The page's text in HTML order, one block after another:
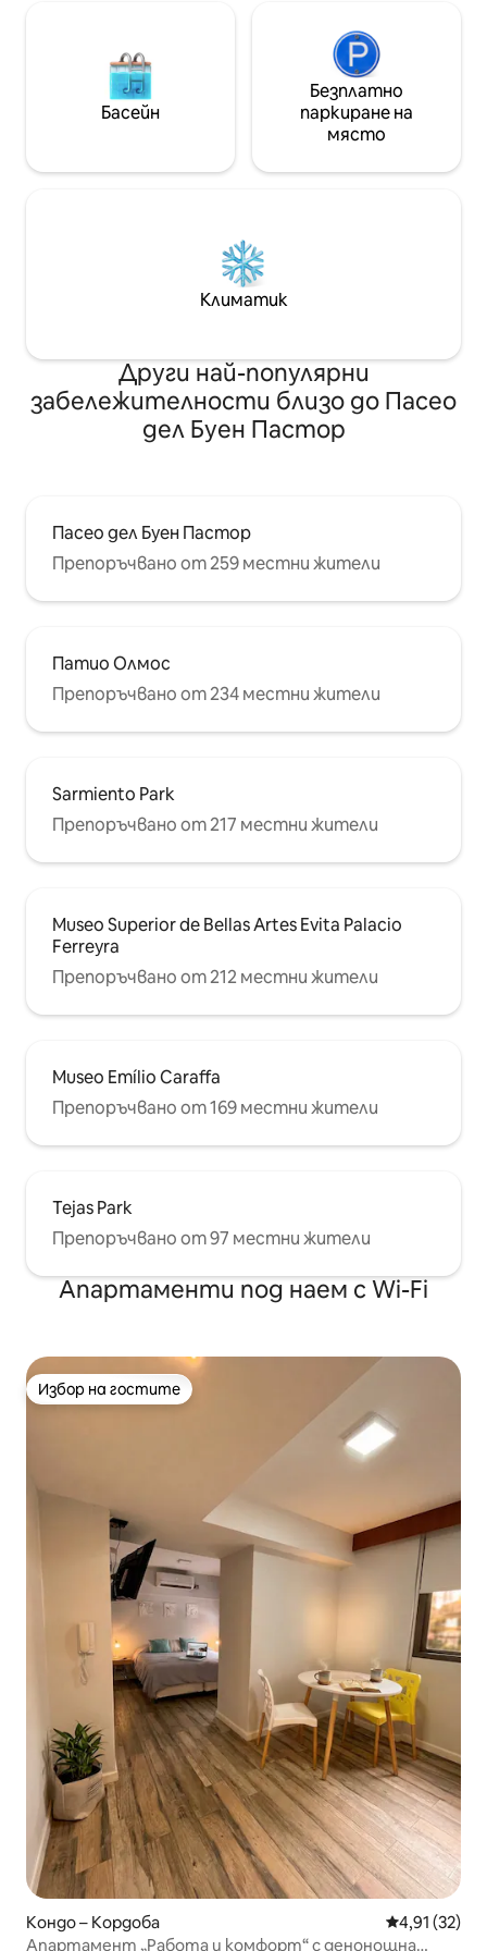
Басейн
Безплатно
паркиране на
място
Климатик
Други най-популярни
забележителности близо до Пасео
дел Буен Пастор
Пасео дел Буен Пастор
Препоръчвано от 259 местни жители
Патио Олмос
Препоръчвано от 234 местни жители
Sarmiento Park
Препоръчвано от 217 местни жители
Museo Superior de Bellas Artes Evita Palacio
Ferreyra
Препоръчвано от 212 местни жители
Museo Emílio Caraffa
Препоръчвано от 169 местни жители
Tejas Park
Препоръчвано от 97 местни жители
Апартаменти под наем с Wi-Fi
Избор на гостите
Избор на гостите
Кондо – Кордоба Средна
4,91 (32)
Апартамент „Работа и комфорт“ с денонощна